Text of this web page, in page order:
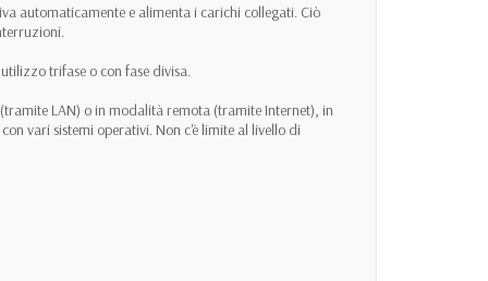
automaticamente e alimenta i carichi collegati. Ciò
trifase o con fase divisa.
LAN) o in modalità remota (tramite Internet), in
vari sistemi operativi. Non c'è limite al livello di